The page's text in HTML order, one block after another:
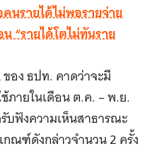
นรายได้ไม่พอรายจ่าย
“รายได้โตไม่ทันราย
อง ธปท. คาดว่าจะมี
ภายในเดือน ต.ค. – พ.ย.
บฟังความเห็นสาธารณะ
ณฑ์ดังกล่าวจำนวน 2 ครั้ง